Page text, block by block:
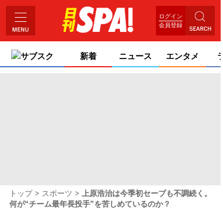
ログイン
会員登録
サブスク 新着 ニュース エンタメ
トップ スポーツ
上原浩治は今季初セーブも不調続く。
何が“チーム最年長投手”を苦しめているのか？